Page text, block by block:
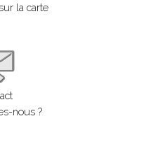
la carte
nous ?